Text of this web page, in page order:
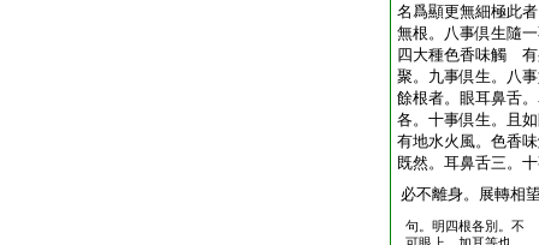
名爲顯更無細極此
無根。八事倶生隨
四大種色香味觸 有
聚。九事倶生。八
餘根者。眼耳鼻舌
各。十事倶生。且
有地水火風。色香
既然。耳鼻舌三。
必不離身。展轉相
句。明四根各別。不